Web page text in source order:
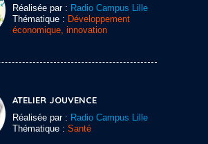
Réalisée par : Radio Campus Lille
Thématique : Développement
économique, innovation
ATELIER JOUVENCE
Réalisée par : Radio Campus Lille
Thématique : Santé